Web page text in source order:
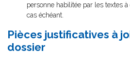
personne habilitée par les textes
cas échéant.
Pièces justificatives à
dossier